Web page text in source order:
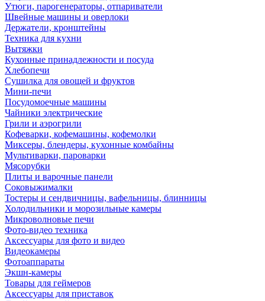
Утюги, парогенераторы, отпариватели
Швейные машины и оверлоки
Держатели, кронштейны
Техника для кухни
Вытяжки
Кухонные принадлежности и посуда
Хлебопечи
Сушилка для овощей и фруктов
Мини-печи
Посудомоечные машины
Чайники электрические
Грили и аэрогрили
Кофеварки, кофемашины, кофемолки
Миксеры, блендеры, кухонные комбайны
Мультиварки, пароварки
Мясорубки
Плиты и варочные панели
Соковыжималки
Тостеры и сендвичницы, вафельницы, блинницы
Холодильники и морозильные камеры
Микроволновые печи
Фото-видео техника
Аксессуары для фото и видео
Видеокамеры
Фотоаппараты
Экшн-камеры
Товары для геймеров
Аксессуары для приставок